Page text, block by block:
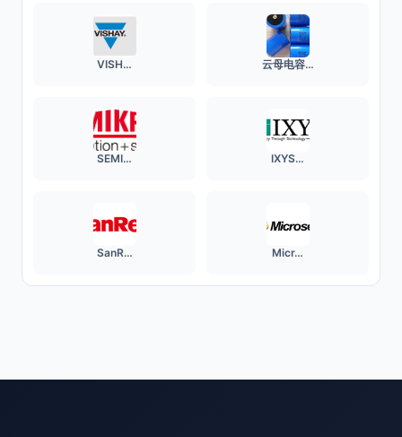
VISH… 云母电容…
SEMI… IXYS…
SanR… Micr…